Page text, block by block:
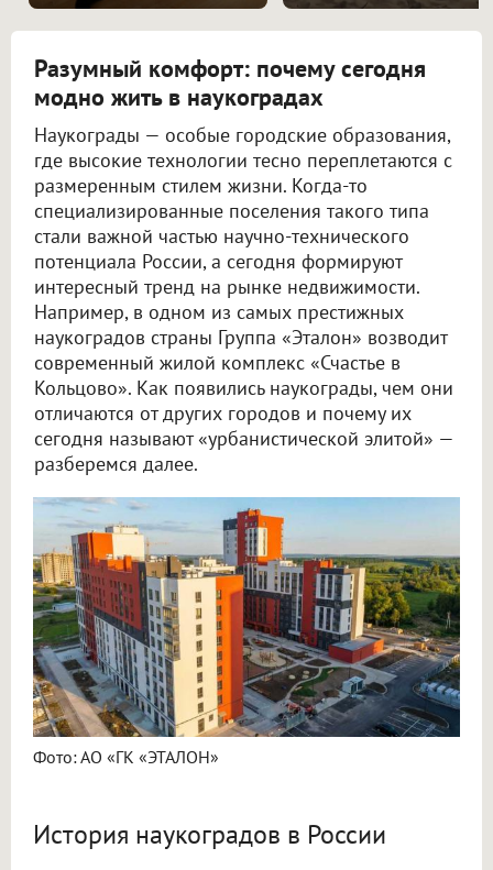
Разумный комфорт: почему сегодня
модно жить в наукоградах
Наукограды — особые городские образования,
где высокие технологии тесно переплетаются с
размеренным стилем жизни. Когда-то
специализированные поселения такого типа
стали важной частью научно-технического
потенциала России, а сегодня формируют
интересный тренд на рынке недвижимости.
Например, в одном из самых престижных
наукоградов страны Группа «Эталон» возводит
современный жилой комплекс «Счастье в
Кольцово». Как появились наукограды, чем они
отличаются от других городов и почему их
сегодня называют «урбанистической элитой» —
разберемся далее.
Фото: АО «ГК «ЭТАЛОН»
История наукоградов в России